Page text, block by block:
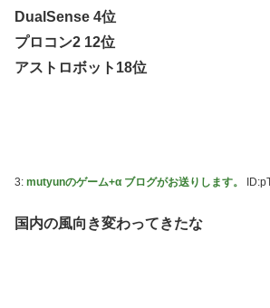
の求刑←これ…
【ウマ娘】セイちゃんの攻撃力を見よ！
海外「全部日本の真似だったのか…」
番組が最新SNSの数十年先を行ってい
【艦これ】これがラ級ちゃんの水着
に！奇行にはちゃんと意味があった！
【悲報】コメ農家「高市総理には愛想
農家も
【悲報】かつての「快楽天」が微妙に
今季もタイトル獲得を目指すFC町田ゼ
DualSense 4位
プロコン2 12位
アストロボット18位
3: mutyunのゲーム+α ブログがお送りします。
国内の風向き変わってきたな